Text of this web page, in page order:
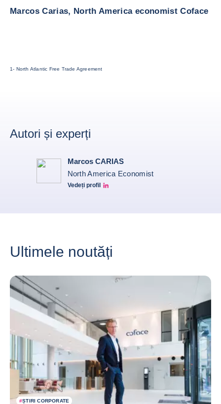
Marcos Carias, North America economist Coface
1- North Atlantic Free Trade Agreement
Autori și experți
Marcos CARIAS
North America Economist
Vedeți profil
Marcos Carias Linkedin
Ultimele noutăți
#ȘTIRI CORPORATE